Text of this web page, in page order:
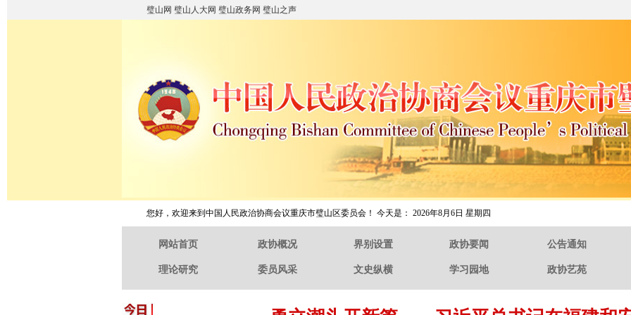
璧山网 璧山人大网 璧山政务网 璧山之声
您好，欢迎来到中国人民政治协商会议重庆市璧山区委员会！ 今天是： 2026年8月6日 星期四
网站首页 政协概况 界别设置 政协要闻 公告通知
理论研究 委员风采 文史纵横 学习园地 政协艺苑